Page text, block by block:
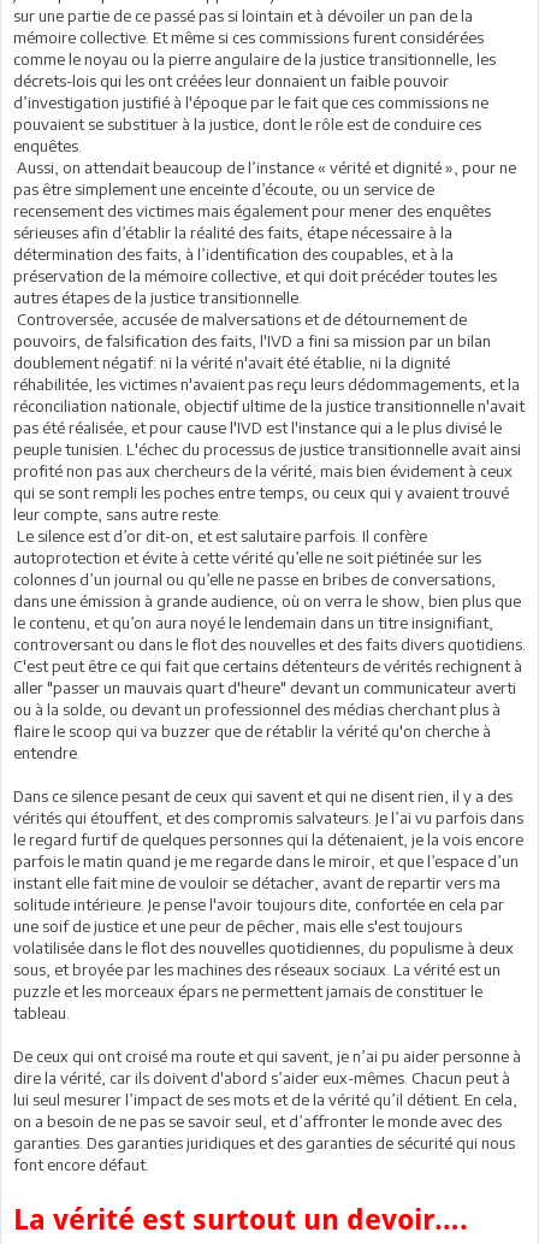
sur une partie de ce passé pas si lointain et à dévoiler un pan de la
mémoire collective. Et même si ces commissions furent considérées
comme le noyau ou la pierre angulaire de la justice transitionnelle, les
décrets-lois qui les ont créées leur donnaient un faible pouvoir
d’investigation justifié à l'époque par le fait que ces commissions ne
pouvaient se substituer à la justice, dont le rôle est de conduire ces
enquêtes.
Aussi, on attendait beaucoup de l’instance « vérité et dignité », pour ne
pas être simplement une enceinte d’écoute, ou un service de
recensement des victimes mais également pour mener des enquêtes
sérieuses afin d’établir la réalité des faits, étape nécessaire à la
détermination des faits, à l’identification des coupables, et à la
préservation de la mémoire collective, et qui doit précéder toutes les
autres étapes de la justice transitionnelle.
Controversée, accusée de malversations et de détournement de
pouvoirs, de falsification des faits, l'IVD a fini sa mission par un bilan
doublement négatif: ni la vérité n'avait été établie, ni la dignité
réhabilitée, les victimes n'avaient pas reçu leurs dédommagements, et la
réconciliation nationale, objectif ultime de la justice transitionnelle n'avait
pas été réalisée, et pour cause l'IVD est l'instance qui a le plus divisé le
peuple tunisien. L'échec du processus de justice transitionnelle avait ainsi
profité non pas aux chercheurs de la vérité, mais bien évidement à ceux
qui se sont rempli les poches entre temps, ou ceux qui y avaient trouvé
leur compte, sans autre reste.
Le silence est d’or dit-on, et est salutaire parfois. Il confère
autoprotection et évite à cette vérité qu’elle ne soit piétinée sur les
colonnes d’un journal ou qu’elle ne passe en bribes de conversations,
dans une émission à grande audience, où on verra le show, bien plus que
le contenu, et qu’on aura noyé le lendemain dans un titre insignifiant,
controversant ou dans le flot des nouvelles et des faits divers quotidiens.
C'est peut être ce qui fait que certains détenteurs de vérités rechignent à
aller "passer un mauvais quart d'heure" devant un communicateur averti
ou à la solde, ou devant un professionnel des médias cherchant plus à
flaire le scoop qui va buzzer que de rétablir la vérité qu'on cherche à
entendre.
Dans ce silence pesant de ceux qui savent et qui ne disent rien, il y a des
vérités qui étouffent, et des compromis salvateurs. Je l’ai vu parfois dans
le regard furtif de quelques personnes qui la détenaient, je la vois encore
parfois le matin quand je me regarde dans le miroir, et que l’espace d’un
instant elle fait mine de vouloir se détacher, avant de repartir vers ma
solitude intérieure. Je pense l'avoir toujours dite, confortée en cela par
une soif de justice et une peur de pêcher, mais elle s'est toujours
volatilisée dans le flot des nouvelles quotidiennes, du populisme à deux
sous, et broyée par les machines des réseaux sociaux. La vérité est un
puzzle et les morceaux épars ne permettent jamais de constituer le
tableau.
De ceux qui ont croisé ma route et qui savent, je n’ai pu aider personne à
dire la vérité, car ils doivent d'abord s’aider eux-mêmes. Chacun peut à
lui seul mesurer l’impact de ses mots et de la vérité qu’il détient. En cela,
on a besoin de ne pas se savoir seul, et d’affronter le monde avec des
garanties. Des garanties juridiques et des garanties de sécurité qui nous
font encore défaut.
La vérité est surtout un devoir….